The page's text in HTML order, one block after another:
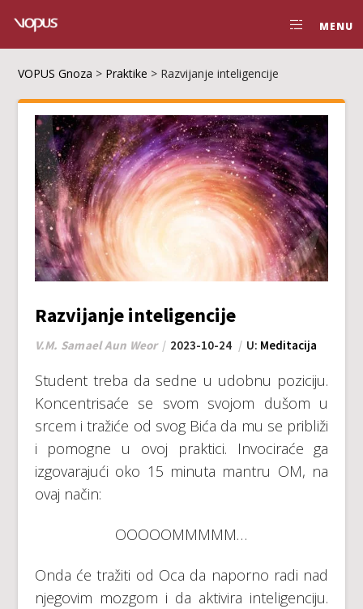
MENU
VOPUS Gnoza > Praktike > Razvijanje inteligencije
Razvijanje inteligencije
V.M. Samael Aun Weor 2023-10-24 U: Meditacija
Student treba da sedne u udobnu poziciju.
Koncentrisaće se svom svojom dušom u
srcem i tražiće od svog Bića da mu se približi
i pomogne u ovoj praktici. Invociraće ga
izgovarajući oko 15 minuta mantru OM, na
ovaj način:
OOOOOMMMMM…
Onda će tražiti od Oca da naporno radi nad
njegovim mozgom i da aktivira inteligenciju.